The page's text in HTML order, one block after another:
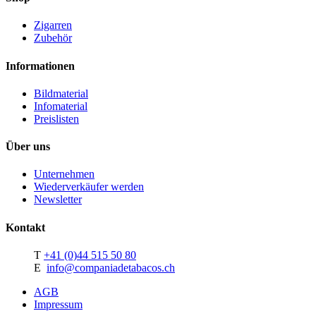
Zigarren
Zubehör
Informationen
Bildmaterial
Infomaterial
Preislisten
Über uns
Unternehmen
Wiederverkäufer werden
Newsletter
Kontakt
T +41 (0)44 515 50 80
E info@companiadetabacos.ch
AGB
Impressum